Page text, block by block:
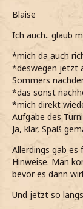
Blaise
Ich auch.. glaub
*mich da auch
*deswegen jetzt
Sommers
*das sonst
*mich direkt
Aufgabe des
Ja, klar, Spaß
Allerdings gab es
Hinweise. Man
bevor es dann
Und jetzt so